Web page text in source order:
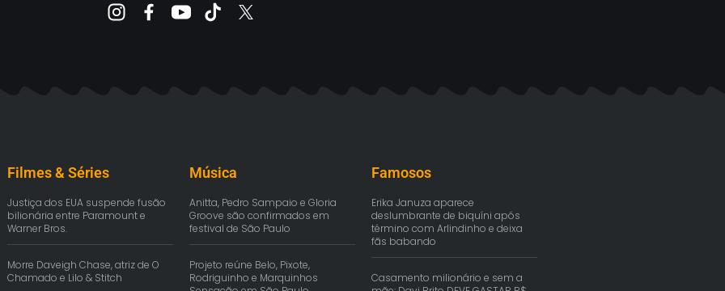
Filmes & Séries
Justiça dos EUA suspende fusão
bilionária entre Paramount e
Warner Bros.
Morre Daveigh Chase, atriz de O
Chamado e Lilo & Stitch
Música
Anitta, Pedro Sampaio e Gloria
Groove são confirmados em
festival de São Paulo
Projeto reúne Belo, Pixote,
Rodriguinho e Marquinhos
Famosos
Erika Januza aparece
deslumbrante de biquíni após
término com Arlindinho e deixa
fãs babando
Casamento milionário e sem a